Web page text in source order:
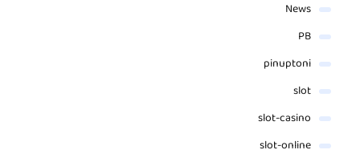
News
PB
pinuptoni
slot
slot-casino
slot-online